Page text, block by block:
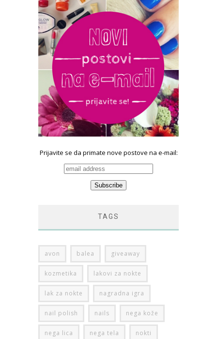
Prijavite se da primate nove postove na e-mail:
TAGS
avon balea giveaway
kozmetika lakovi za nokte
lak za nokte nagradna igra
nail polish nails nega kože
nega lica nega tela nokti